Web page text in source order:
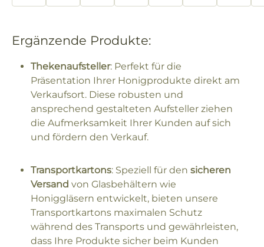
Ergänzende Produkte:
Thekenaufsteller: Perfekt für die
Präsentation Ihrer Honigprodukte direkt am
Verkaufsort. Diese robusten und
ansprechend gestalteten Aufsteller ziehen
die Aufmerksamkeit Ihrer Kunden auf sich
und fördern den Verkauf.
Transportkartons: Speziell für den sicheren
Versand von Glasbehältern wie
Honiggläsern entwickelt, bieten unsere
Transportkartons maximalen Schutz
während des Transports und gewährleisten,
dass Ihre Produkte sicher beim Kunden